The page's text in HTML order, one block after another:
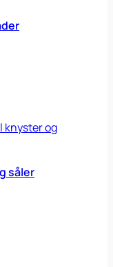
knyster og
såler